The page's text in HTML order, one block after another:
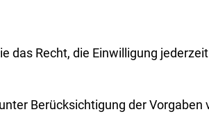
das Recht, die Einwilligung
Berücksichtigung der Vorgaben